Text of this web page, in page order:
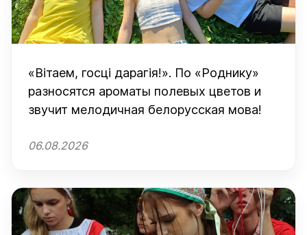
«Вітаем, госці дарагія!». По «Роднику»
разносятся ароматы полевых цветов и
звучит мелодичная белорусская мова!
06.08.2026